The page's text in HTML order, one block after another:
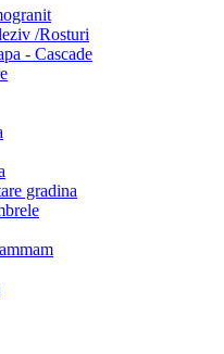
/Rosturi
- Cascade
gradina